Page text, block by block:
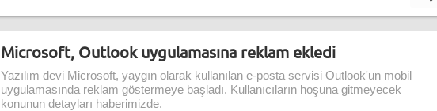
Microsoft, Outlook uygulamasına reklam ekledi
Yazılım devi Microsoft, yaygın olarak kullanılan e-posta servisi Outlook'un mobil
uygulamasında reklam göstermeye başladı. Kullanıcıların hoşuna gitmeyecek
konunun detayları haberimizde.